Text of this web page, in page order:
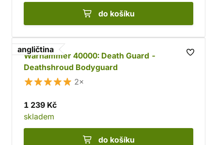
do košíku
angličtina
Warhammer 40000: Death Guard -
Deathshroud Bodyguard
2×
1 239 Kč
skladem
do košíku